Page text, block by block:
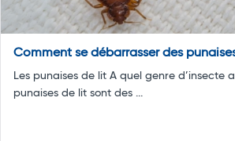
Comment se débarrasser des
Les punaises de lit A quel genre d’insecte
punaises de lit sont des ...